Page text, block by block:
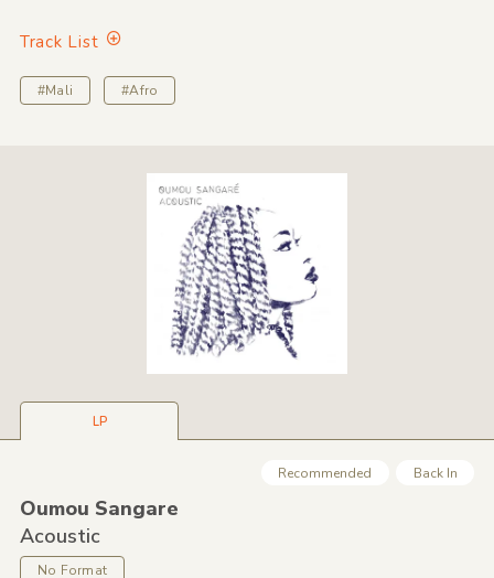
Track List
#Mali #Afro
LP
Recommended Back In
Oumou Sangare
Acoustic
No Format